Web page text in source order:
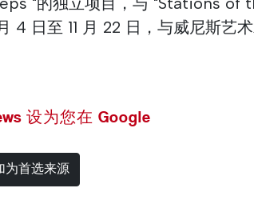
4 日至 11 月 22 日，与威尼斯艺
设为您在 Google
为首选来源